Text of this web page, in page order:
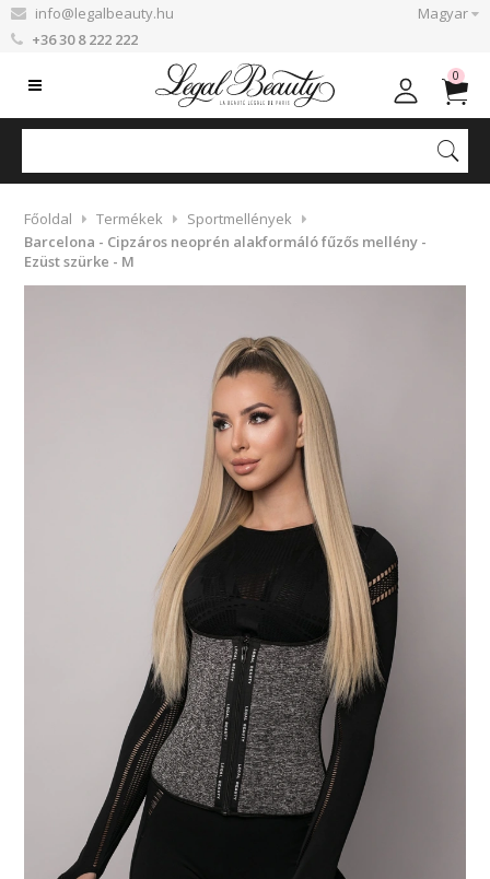
info@legalbeauty.hu
+36 30 8 222 222
Magyar
0
Főoldal Termékek
Sportmellények
Barcelona - Cipzáros neoprén alakformáló fűzős mellény -
Ezüst szürke - M